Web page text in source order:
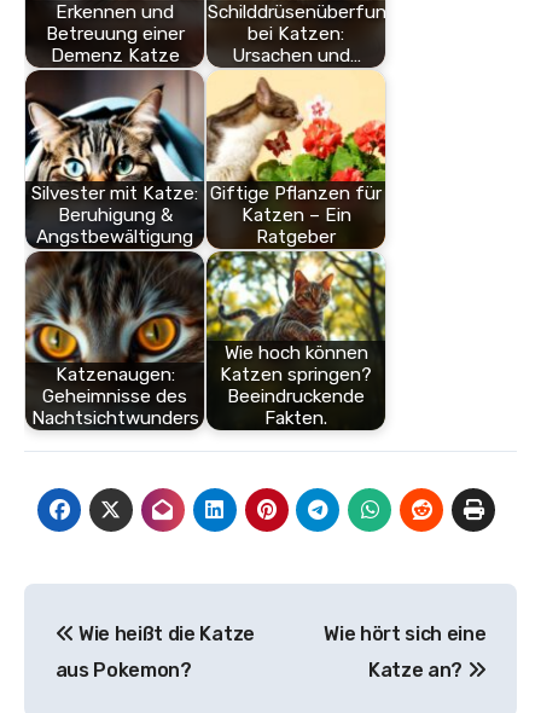
Erkennen und
Betreuung einer
Demenz Katze
Schilddrüsenüberfunktion
bei Katzen:
Ursachen und…
Silvester mit Katze:
Beruhigung &
Angstbewältigung
Giftige Pflanzen für
Katzen – Ein
Ratgeber
Katzenaugen:
Geheimnisse des
Nachtsichtwunders
Wie hoch können
Katzen springen?
Beeindruckende
Fakten.
Wie heißt die Katze
aus Pokemon?
Wie hört sich eine
Katze an?